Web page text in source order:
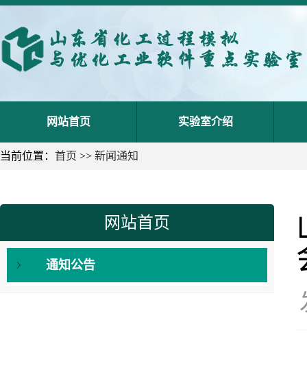
网站首页 实验室介绍
当前位置： 首页 >> 新闻通知
网站首页
通知公告